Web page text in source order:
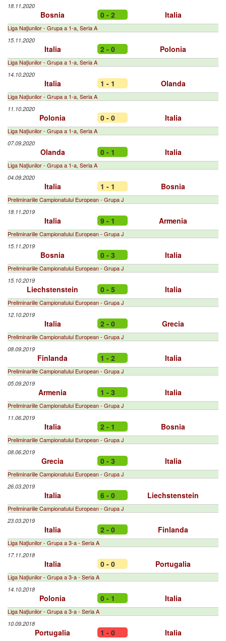
18.11.2020
Bosnia 0 - 2 Italia
Liga Naţiunilor - Grupa a 1-a, Seria A
15.11.2020
Italia 2 - 0 Polonia
Liga Naţiunilor - Grupa a 1-a, Seria A
14.10.2020
Italia 1 - 1 Olanda
Liga Naţiunilor - Grupa a 1-a, Seria A
11.10.2020
Polonia 0 - 0 Italia
Liga Naţiunilor - Grupa a 1-a, Seria A
07.09.2020
Olanda 0 - 1 Italia
Liga Naţiunilor - Grupa a 1-a, Seria A
04.09.2020
Italia 1 - 1 Bosnia
Preliminariile Campionatului European - Grupa J
18.11.2019
Italia 9 - 1 Armenia
Preliminariile Campionatului European - Grupa J
15.11.2019
Bosnia 0 - 3 Italia
Preliminariile Campionatului European - Grupa J
15.10.2019
Liechstenstein 0 - 5 Italia
Preliminariile Campionatului European - Grupa J
12.10.2019
Italia 2 - 0 Grecia
Preliminariile Campionatului European - Grupa J
08.09.2019
Finlanda 1 - 2 Italia
Preliminariile Campionatului European - Grupa J
05.09.2019
Armenia 1 - 3 Italia
Preliminariile Campionatului European - Grupa J
11.06.2019
Italia 2 - 1 Bosnia
Preliminariile Campionatului European - Grupa J
08.06.2019
Grecia 0 - 3 Italia
Preliminariile Campionatului European - Grupa J
26.03.2019
Italia 6 - 0 Liechstenstein
Preliminariile Campionatului European - Grupa J
23.03.2019
Italia 2 - 0 Finlanda
Liga Naţiunilor - Grupa a 3-a - Seria A
17.11.2018
Italia 0 - 0 Portugalia
Liga Naţiunilor - Grupa a 3-a - Seria A
14.10.2018
Polonia 0 - 1 Italia
Liga Naţiunilor - Grupa a 3-a - Seria A
10.09.2018
Portugalia 1 - 0 Italia